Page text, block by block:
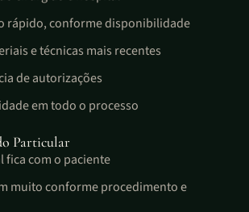
rápido, conforme disponibilidade
e técnicas mais recentes
de autorizações
em todo o processo
Particular
fica com o paciente
muito conforme procedimento e